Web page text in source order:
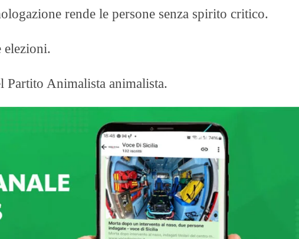
E
rende le persone senza spirito critico.
elezioni.
Partito Animalista animalista.